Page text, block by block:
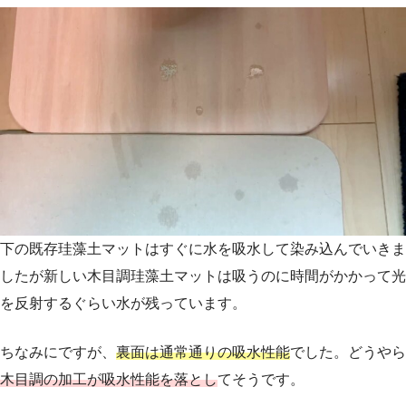
下の既存珪藻土マットはすぐに水を吸水して染み込んでいきま
したが新しい木目調珪藻土マットは吸うのに時間がかかって光
を反射するぐらい水が残っています。
ちなみにですが、 裏面は通常通りの吸水性能でした。どうやら
木目調の加工が吸水性能を落としてそうです。